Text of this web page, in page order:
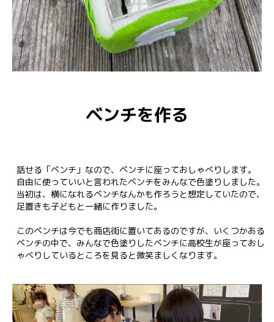
ベンチを作る
話せる「ベンチ」なので、ベンチに座っておしゃべりします。
自由に使っていいと言われたベンチをみんなで色塗りしました。
当初は、横になれるベンチなんかも作ろうと想定していたので、
足置きも子どもと一緒に作りました。
このベンチは今でも商店街に置いてあるのですが、いくつかある
ベンチの中で、みんなで色塗りしたベンチに高校生が座っておし
ゃべりしているところを見ると微笑ましくなります。